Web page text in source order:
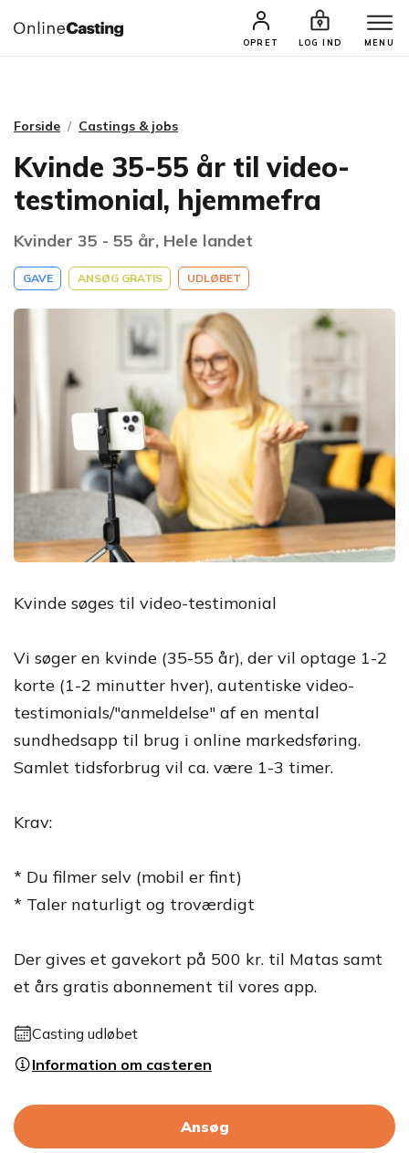
OPRET LOG IND MENU
CASTINGS & JOBS SØG PROFIL
Forside Castings & jobs
Kvinde 35-55 år til video-
testimonial, hjemmefra
Kvinder 35 - 55 år, Hele landet
GAVE ANSØG GRATIS UDLØBET
Kvinde søges til video-testimonial
Vi søger en kvinde (35-55 år), der vil optage 1-2
korte (1-2 minutter hver), autentiske video-
testimonials/"anmeldelse" af en mental
sundhedsapp til brug i online markedsføring.
Samlet tidsforbrug vil ca. være 1-3 timer.
Krav:
* Du filmer selv (mobil er fint)
* Taler naturligt og troværdigt
Der gives et gavekort på 500 kr. til Matas samt
et års gratis abonnement til vores app.
Casting udløbet
Information om casteren
Ansøg